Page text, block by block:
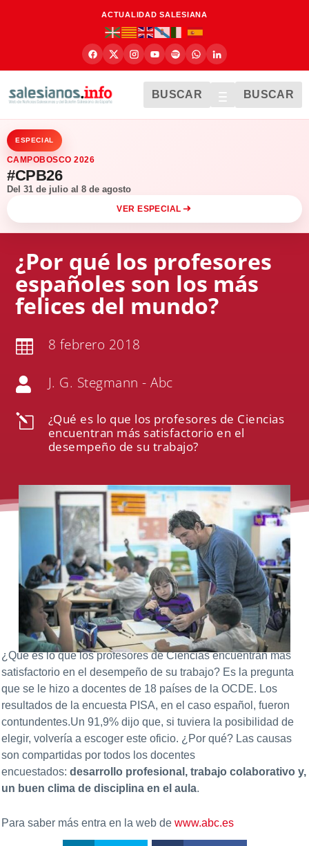
ACTUALIDAD SALESIANA
BUSCAR BUSCAR
ESPECIAL
CAMPOBOSCO 2026
#CPB26
Del 31 de julio al 8 de agosto
VER ESPECIAL
¿Por qué los profesores
españoles son los más
felices del mundo?
 8 febrero 2018
 J. G. Stegmann - Abc
l
¿Qué es lo que los profesores de Ciencias
encuentran más satisfactorio en el
desempeño de su trabajo?
¿Qué es lo que los profesores de Ciencias encuentran más
satisfactorio en el desempeño de su trabajo? Es la pregunta
que se le hizo a docentes de 18 países de la OCDE. Los
resultados de la encuesta PISA, en el caso español, fueron
contundentes.Un 91,9% dijo que, si tuviera la posibilidad de
elegir, volvería a escoger este oficio. ¿Por qué? Las causas
son compartidas por todos los docentes
encuestados:desarrollo profesional, trabajo colaborativo y,
un buen clima de disciplina en el aula.
Para saber más entra en la web dewww.abc.es